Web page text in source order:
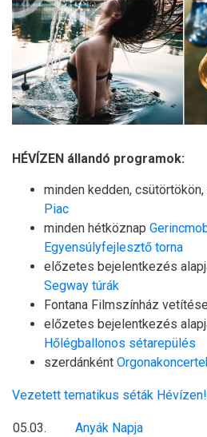
HÉVÍZEN állandó programok:
minden kedden,
Piac
minden hétköznap
Egyensúlyfejlesztő torna
előzetes bejelentkezés
Segway túrák
Fontana Filmszínház
előzetes bejelentkezés
Hőlégballonos sétarepülés
szerdánként
Vezetett tematikus séták Hévízen!
05.03. Anyák Napja